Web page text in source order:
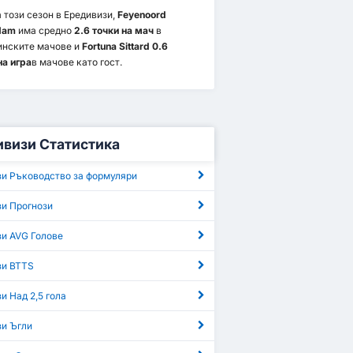
този сезон в Ередивизи,Feyenoord
има средно 2.6 точки на мачв
мачове и Fortuna Sittard 0.6
играв мачове като гост.
Статистика
Ръководство за формуляри
Прогнози
AVG Голове
BTTS
Над 2,5 гола
Ъгли